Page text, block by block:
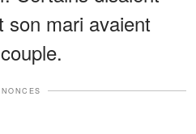
son mari avaient